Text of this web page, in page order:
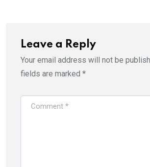
Leave a Reply
Your email address will not be
fields are marked *